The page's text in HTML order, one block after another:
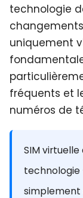
technologie
uniquement
fréquents et
numéros de
SIM
technologie
simplement